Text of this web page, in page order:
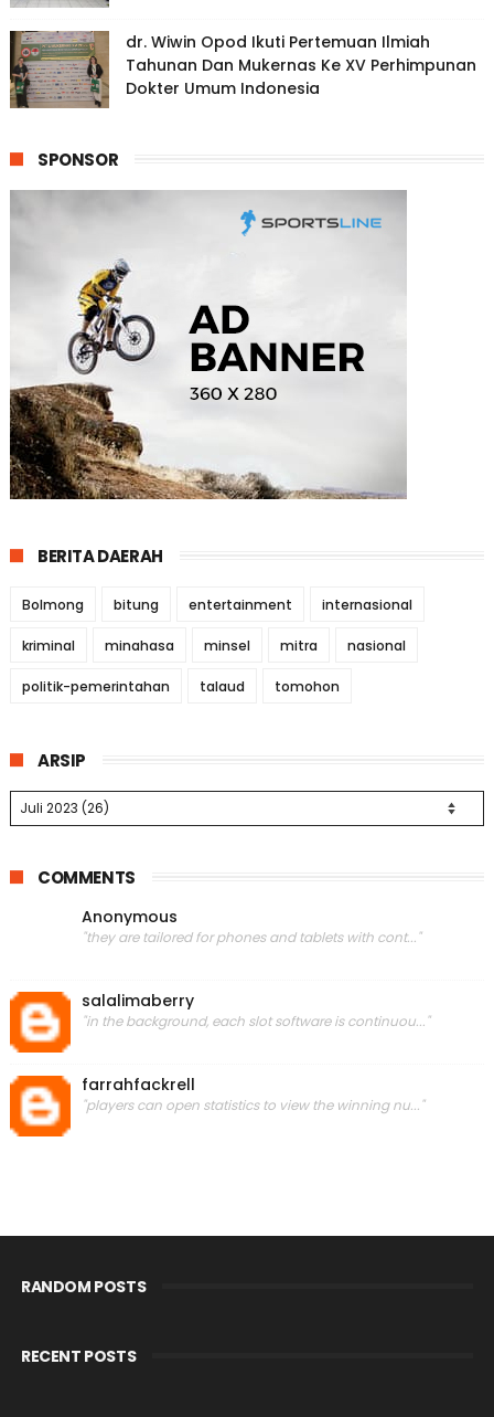
dr. Wiwin Opod Ikuti Pertemuan Ilmiah
Tahunan Dan Mukernas Ke XV Perhimpunan
Dokter Umum Indonesia
SPONSOR
BERITA DAERAH
Bolmong bitung entertainment internasional
kriminal minahasa minsel mitra nasional
politik-pemerintahan talaud tomohon
ARSIP
COMMENTS
Anonymous
"they are tailored for phones and tablets with cont..."
salalimaberry
"in the background, each slot software is continuou..."
farrahfackrell
"players can open statistics to view the winning nu..."
RANDOM POSTS
RECENT POSTS